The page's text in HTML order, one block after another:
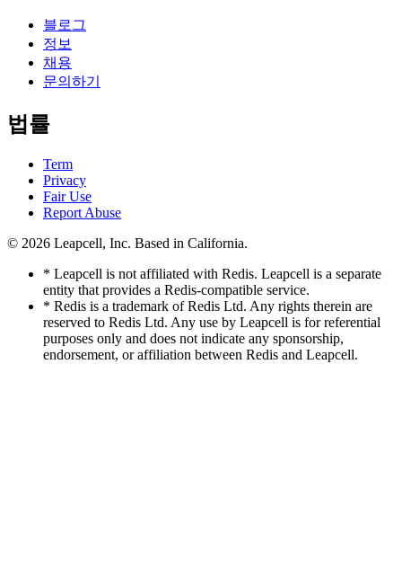
블로그
정보
채용
문의하기
법률
Term
Privacy
Fair Use
Report Abuse
© 2026 Leapcell, Inc. Based in California.
* Leapcell is not affiliated with Redis. Leapcell is a separate
entity that provides a Redis-compatible service.
* Redis is a trademark of Redis Ltd. Any rights therein are
reserved to Redis Ltd. Any use by Leapcell is for referential
purposes only and does not indicate any sponsorship,
endorsement, or affiliation between Redis and Leapcell.